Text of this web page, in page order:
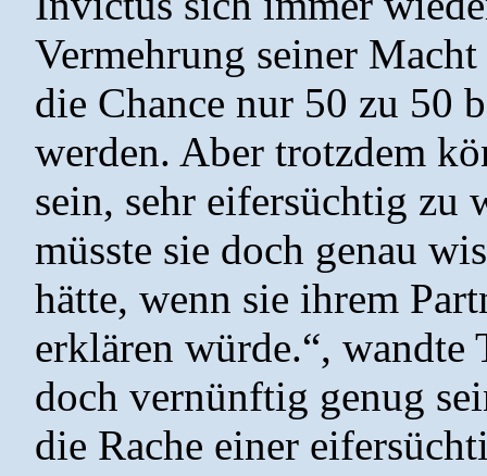
Vermehrung seiner
die Chance nur 50 zu 50
werden. Aber trotzdem
sein, sehr eifersüchtig zu
müsste sie doch genau
hätte, wenn sie ihrem
erklären würde.“, wandte
doch vernünftig genug
die Rache einer